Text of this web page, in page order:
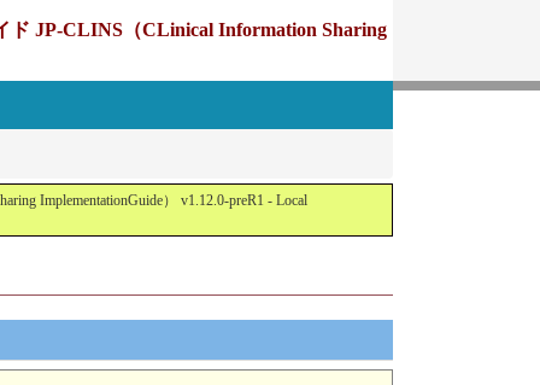
JP-CLINS（CLinical Information Sharing
ImplementationGuide） v1.12.0-preR1 - Local